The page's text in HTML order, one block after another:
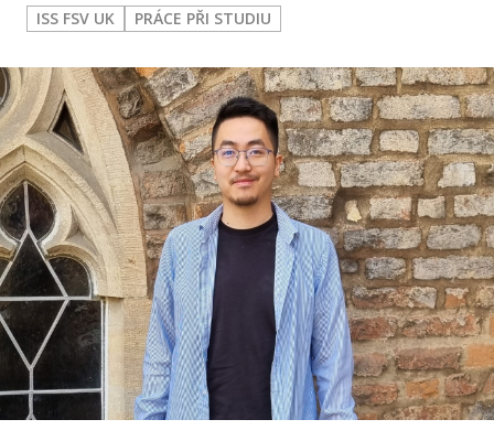
FSV UK
ISS FSV UK PRÁCE PŘI STUDIU